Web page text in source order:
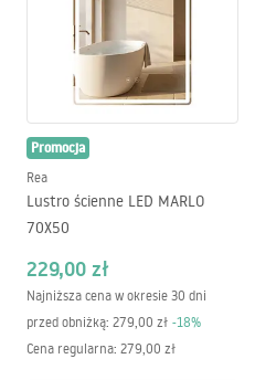
Promocja
Rea
Lustro ścienne LED MARLO
70X50
229,00 zł
Najniższa cena w okresie 30 dni
przed obniżką: 279,00 zł -18%
Cena regularna: 279,00 zł